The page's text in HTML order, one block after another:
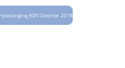
KDV Doortje 2018